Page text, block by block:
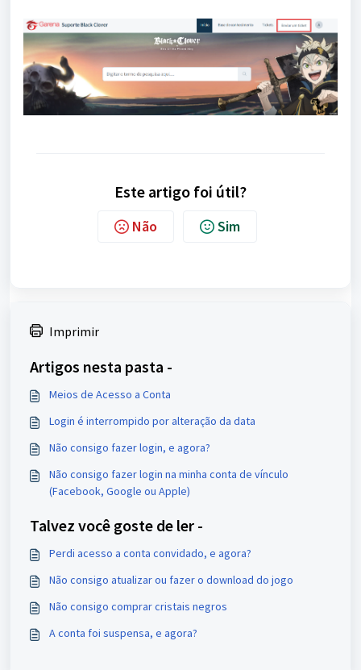
Este artigo foi útil?
Não Sim
Imprimir
Artigos nesta pasta -
Meios de Acesso a Conta
Login é interrompido por alteração da data
Não consigo fazer login, e agora?
Não consigo fazer login na minha conta de vínculo
(Facebook, Google ou Apple)
Talvez você goste de ler -
Perdi acesso a conta convidado, e agora?
Não consigo atualizar ou fazer o download do jogo
Não consigo comprar cristais negros
A conta foi suspensa, e agora?